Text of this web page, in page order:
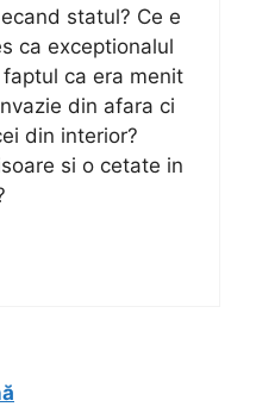
statul? Ce e
ca exceptionalul
ca era menit
din afara ci
din interior?
si o cetate in